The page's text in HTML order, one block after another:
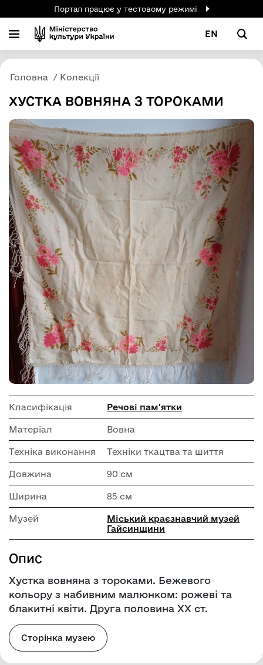
Портал працює у тестовому режимі
EN
Головна Колекції
ХУСТКА ВОВНЯНА З ТОРОКАМИ
Класифікація Речові пам'ятки
Матеріал Вовна
Техніка виконання Техніки ткацтва та шиття
Довжина 90 см
Ширина 85 см
Музей
Міський краєзнавчий музей
Гайсинщини
Опис
Хустка вовняна з тороками. Бежевого
кольору з набивним малюнком: рожеві та
блакитні квіти. Друга половина XX ст.
Сторінка музею